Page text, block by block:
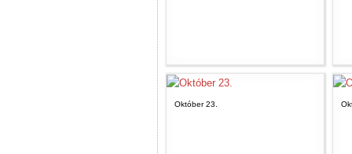
Október 23.